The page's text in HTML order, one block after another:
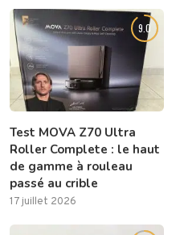
9.0
Test MOVA Z70 Ultra
Roller Complete : le haut
de gamme à rouleau
passé au crible
17 juillet 2026